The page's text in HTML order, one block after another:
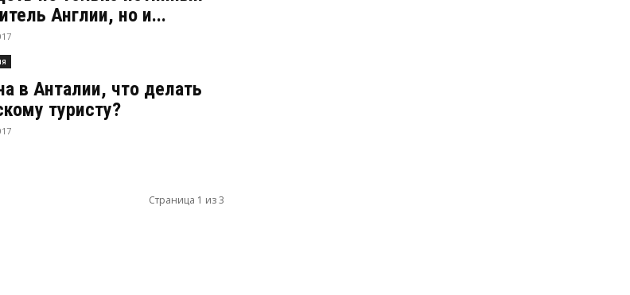
Англии, но и...
в Анталии, что делать
туристу?
Страница 1 из 3